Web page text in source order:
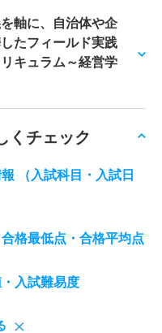
軸に、自治体や企
たフィールド実践
キュラム～経営学
くチェック
（入試科目・入試日
格最低点・合格平均点
入試難易度